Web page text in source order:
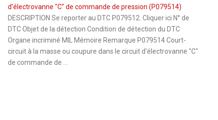
d'électrovanne "C" de commande de pression (P079514)
DESCRIPTION Se reporter au DTC P079512. Cliquer ici N° de
DTC Objet de la détection Condition de détection du DTC
Organe incriminé MIL Mémoire Remarque P079514 Court-
circuit à la masse ou coupure dans le circuit d'électrovanne "C"
de commande de ...